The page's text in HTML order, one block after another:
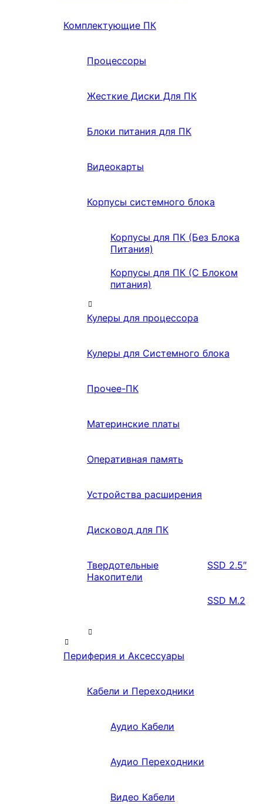
Комплектующие ПК
Процессоры
Жесткие Диски Для ПК
Блоки питания для ПК
Видеокарты
Корпусы системного блока
Корпусы для ПК (Без Блока
Питания)
Корпусы для ПК (С Блоком
питания)
Кулеры для процессора
Кулеры для Системного блока
Прочее-ПК
Материнские платы
Оперативная память
Устройства расширения
Дисковод для ПК
Твердотельные
Накопители
SSD 2.5″
SSD M.2
Периферия и Аксессуары
Кабели и Переходники
Аудио Кабели
Аудио Переходники
Видео Кабели